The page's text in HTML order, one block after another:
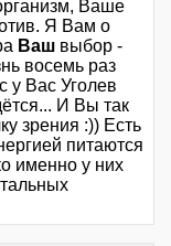
Ваше
Я Вам о
Ваш выбор -
восемь раз
у Вас Уголев
И Вы так
зрения :)) Есть
питаются
именно у них